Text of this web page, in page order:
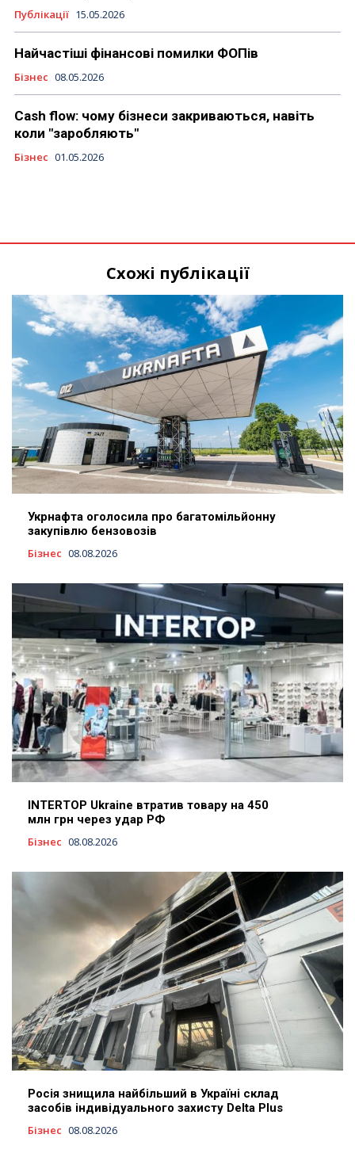
Публікації 15.05.2026
Найчастіші фінансові помилки ФОПів
Бізнес 08.05.2026
Cash flow: чому бізнеси закриваються, навіть
коли "заробляють"
Бізнес 01.05.2026
Схожі публікації
Укрнафта оголосила про багатомільйонну
закупівлю бензовозів
Бізнес 08.08.2026
INTERTOP Ukraine втратив товару на 450
млн грн через удар РФ
Бізнес 08.08.2026
Росія знищила найбільший в Україні склад
засобів індивідуального захисту Delta Plus
Бізнес 08.08.2026